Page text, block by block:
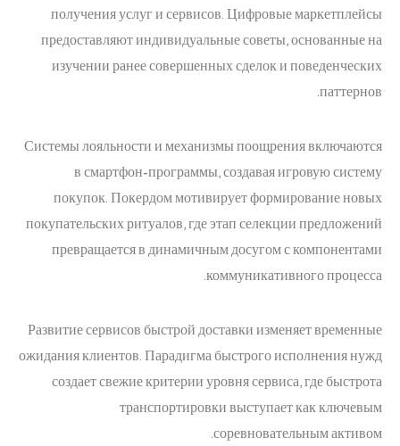
получения услуг и сервисов. Цифровые маркетплейсы
предоставляют индивидуальные советы, основанные на
изучении ранее совершенных сделок и поведенческих
паттернов.
Системы лояльности и механизмы поощрения включаются
в смартфон-программы, создавая игровую систему
покупок. Покердом мотивирует формирование новых
покупательских ритуалов, где этап селекции предложений
превращается в динамичным досугом с компонентами
коммуникативного процесса.
Развитие сервисов быстрой доставки изменяет временные
ожидания клиентов. Парадигма быстрого исполнения нужд
создает свежие критерии уровня сервиса, где быстрота
транспортировки выступает как ключевым
соревновательным активом.